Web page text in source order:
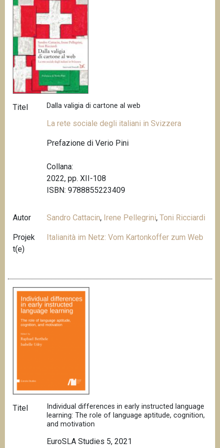
Titel Dalla valigia di cartone al web
La rete sociale degli italiani in Svizzera
Prefazione di Verio Pini
Collana:
2022, pp. XII-108
ISBN: 9788855223409
Autor Sandro Cattacin, Irene Pellegrini,Toni Ricciardi
Projek
t(e)
Italianità im Netz: Vom Kartonkoffer zum Web
Titel
Individual differences in early instructed language
learning: The role of language aptitude, cognition,
and motivation
EuroSLA Studies 5, 2021